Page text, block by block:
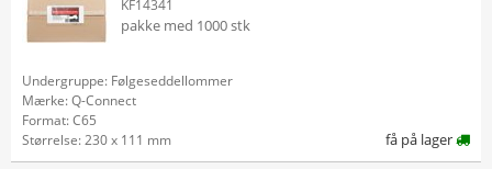
KF14341
pakke med 1000 stk
Undergruppe: Følgeseddellommer
Mærke: Q-Connect
Format: C65
Størrelse: 230 x 111 mm
få på lager